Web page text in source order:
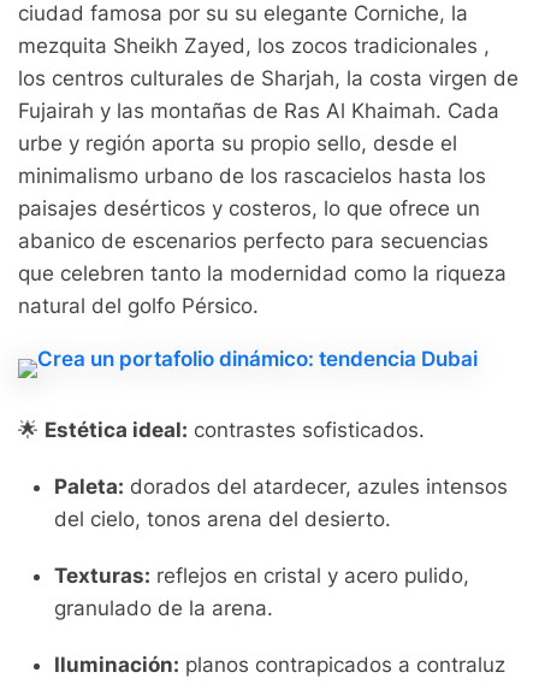
ciudad famosa por su su elegante Corniche, la
mezquita Sheikh Zayed, los zocos tradicionales ,
los centros culturales de Sharjah, la costa virgen de
Fujairah y las montañas de Ras Al Khaimah. Cada
urbe y región aporta su propio sello, desde el
minimalismo urbano de los rascacielos hasta los
paisajes desérticos y costeros, lo que ofrece un
abanico de escenarios perfecto para secuencias
que celebren tanto la modernidad como la riqueza
natural del golfo Pérsico.
🌟 Estética ideal: contrastes sofisticados.
Paleta: dorados del atardecer, azules intensos
del cielo, tonos arena del desierto.
Texturas: reflejos en cristal y acero pulido,
granulado de la arena.
Iluminación: planos contrapicados a contraluz